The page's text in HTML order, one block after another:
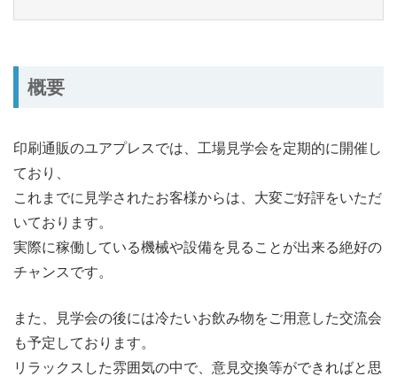
概要
印刷通販のユアプレスでは、工場見学会を定期的に開催し
ており、
これまでに見学されたお客様からは、大変ご好評をいただ
いております。
実際に稼働している機械や設備を見ることが出来る絶好の
チャンスです。
また、見学会の後には冷たいお飲み物をご用意した交流会
も予定しております。
リラックスした雰囲気の中で、意見交換等ができればと思